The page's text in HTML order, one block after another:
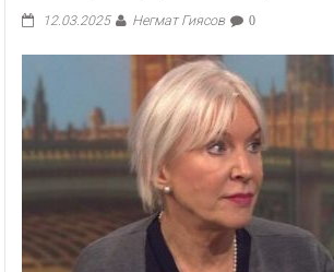
12.03.2025 Негмат Гиясов 0